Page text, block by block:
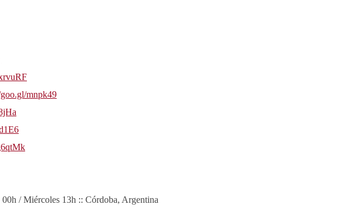
mnpk49
00h / Miércoles 13h :: Córdoba, Argentina